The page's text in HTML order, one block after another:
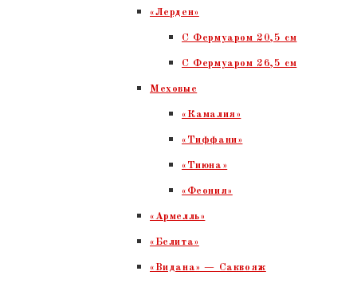
«Лерден»
С Фермуаром 20,5 см
С Фермуаром 26,5 см
Меховые
«Камалия»
«Тиффани»
«Тиюна»
«Феония»
«Армелль»
«Белита»
«Видана» — Саквояж